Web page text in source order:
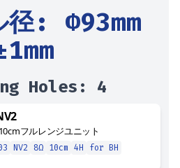
径: Φ93mm
Holes: 4
10cmフルレンジユニット
NV2 8Ω 10cm 4H for BH